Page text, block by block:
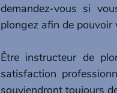
demandez-vous si
plongez afin de pouvoir
Être instructeur de
satisfaction
souviendront toujours